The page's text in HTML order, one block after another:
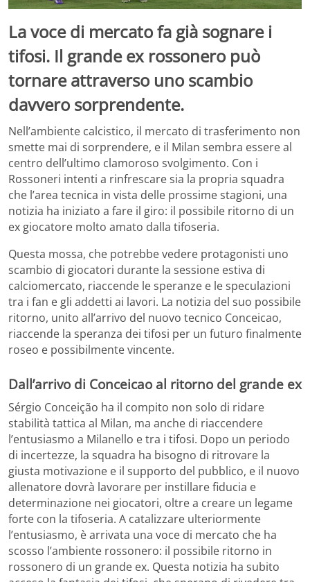
La voce di mercato fa già sognare i
tifosi. Il grande ex rossonero può
tornare attraverso uno scambio
davvero sorprendente.
Nell’ambiente calcistico, il mercato di trasferimento non
smette mai di sorprendere, e il Milan sembra essere al
centro dell’ultimo clamoroso svolgimento. Con i
Rossoneri intenti a rinfrescare sia la propria squadra
che l’area tecnica in vista delle prossime stagioni, una
notizia ha iniziato a fare il giro: il possibile ritorno di un
ex giocatore molto amato dalla tifoseria.
Questa mossa, che potrebbe vedere protagonisti uno
scambio di giocatori durante la sessione estiva di
calciomercato, riaccende le speranze e le speculazioni
tra i fan e gli addetti ai lavori. La notizia del suo possibile
ritorno, unito all’arrivo del nuovo tecnico Conceicao,
riaccende la speranza dei tifosi per un futuro finalmente
roseo e possibilmente vincente.
Dall’arrivo di Conceicao al ritorno del grande ex
Sérgio Conceição ha il compito non solo di ridare
stabilità tattica al Milan, ma anche di riaccendere
l’entusiasmo a Milanello e tra i tifosi. Dopo un periodo
di incertezze, la squadra ha bisogno di ritrovare la
giusta motivazione e il supporto del pubblico, e il nuovo
allenatore dovrà lavorare per instillare fiducia e
determinazione nei giocatori, oltre a creare un legame
forte con la tifoseria. A catalizzare ulteriormente
l’entusiasmo, è arrivata una voce di mercato che ha
scosso l’ambiente rossonero: il possibile ritorno in
rossonero di un grande ex. Questa notizia ha subito